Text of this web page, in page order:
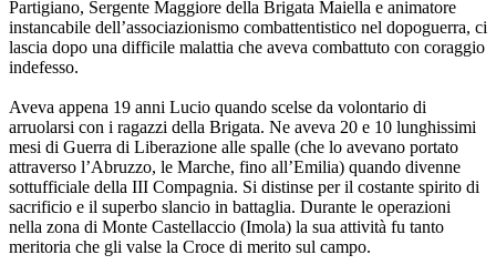
Partigiano, Sergente Maggiore della Brigata Maiella e animatore
instancabile dell’associazionismo combattentistico nel dopoguerra, ci
lascia dopo una difficile malattia che aveva combattuto con coraggio
indefesso.
Aveva appena 19 anni Lucio quando scelse da volontario di
arruolarsi con i ragazzi della Brigata. Ne aveva 20 e 10 lunghissimi
mesi di Guerra di Liberazione alle spalle (che lo avevano portato
attraverso l’Abruzzo, le Marche, fino all’Emilia) quando divenne
sottufficiale della III Compagnia. Si distinse per il costante spirito di
sacrificio e il superbo slancio in battaglia. Durante le operazioni
nella zona di Monte Castellaccio (Imola) la sua attività fu tanto
meritoria che gli valse la Croce di merito sul campo.